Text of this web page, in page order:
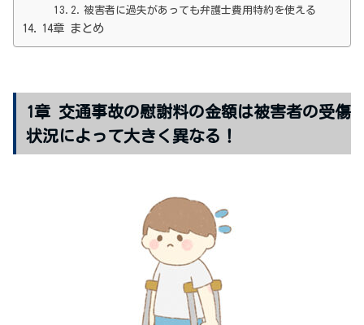
被害者に過失があっても弁護士費用特約を使える
14章 まとめ
1章 交通事故の慰謝料の金額は被害者の受傷
状況によって大きく異なる！